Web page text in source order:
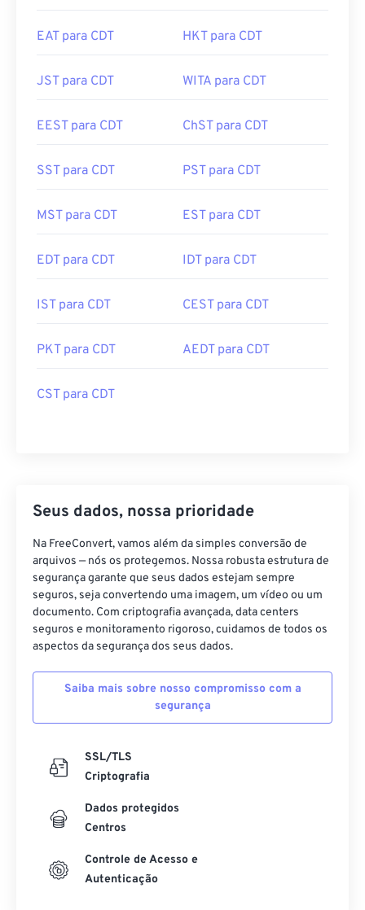
EAT para CDT HKT para CDT
JST para CDT WITA para CDT
EEST para CDT ChST para CDT
SST para CDT PST para CDT
MST para CDT EST para CDT
EDT para CDT IDT para CDT
IST para CDT CEST para CDT
PKT para CDT AEDT para CDT
CST para CDT
Seus dados, nossa prioridade
Na FreeConvert, vamos além da simples conversão de
arquivos — nós os protegemos. Nossa robusta estrutura de
segurança garante que seus dados estejam sempre
seguros, seja convertendo uma imagem, um vídeo ou um
documento. Com criptografia avançada, data centers
seguros e monitoramento rigoroso, cuidamos de todos os
aspectos da segurança dos seus dados.
Saiba mais sobre nosso compromisso com a
segurança
SSL/TLS
Criptografia
Dados protegidos
Centros
Controle de Acesso e
Autenticação